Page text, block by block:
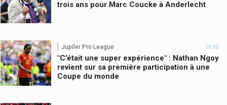
trois ans pour Marc Coucke à Anderlecht
Jupiler Pro League 19:30
"C’était une super expérience" : Nathan Ngoy
revient sur sa première participation à une
Coupe du monde